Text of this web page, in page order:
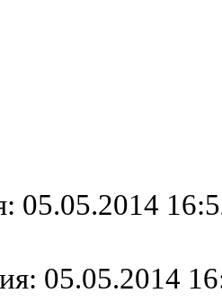
05.05.2014
05.05.2014